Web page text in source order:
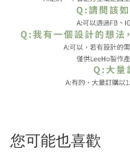
您可能也喜歡